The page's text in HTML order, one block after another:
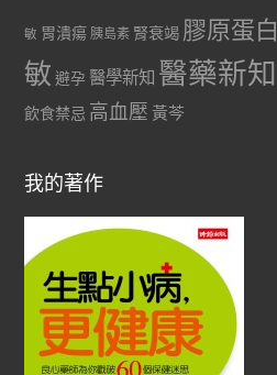
敏 胃潰瘍 胰島素 腎衰竭 膠原蛋白
敏 避孕 醫學新知 醫藥新知
飲食禁忌 高血壓 黃芩
我的著作